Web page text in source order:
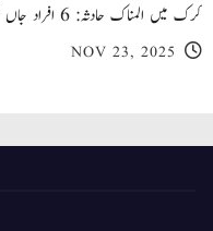
کرک میں المناک حادثہ: 6 افراد جاں بحق، متعدد زخمی
NOV 23, 2025